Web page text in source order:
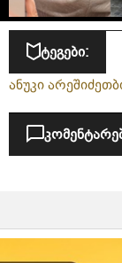
ტეგები:
ანუკი არეშიძე